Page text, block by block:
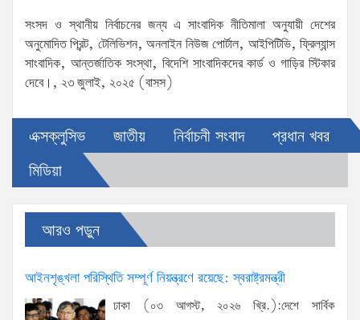
সংসদ ও স্থানীয় নির্বাচনের জন্য এ সাংবাদিক নীতিমালা অনুযায়ী দেশের
অনুমোদিত প্রিন্ট, টেলিভিশন, অনলাইন নিউজ পোর্টাল, আইপিটিভি, ফ্রিল্যান্স
সাংবাদিক, আন্তর্জাতিক সংস্থা, বিদেশি সাংবাদিকদের কার্ড ও গাড়ির স্টিকার
দেবে।, ২৩ জুলাই, ২০২৫ (বাসস)
এক্সক্লুসিভ জাতীয় নির্বাচনী সংবাদ
প্রধান খবর
মিডিয়া
আরও পড়ুন
আইনশৃঙ্খলা পরিস্থিতি সম্পূর্ণ নিয়ন্ত্রণে রয়েছে: স্বরাষ্ট্রমন্ত্রী
ঢাকা (০৩ আগস্ট, ২০২৬ খ্রি.):দেশে সার্বিক